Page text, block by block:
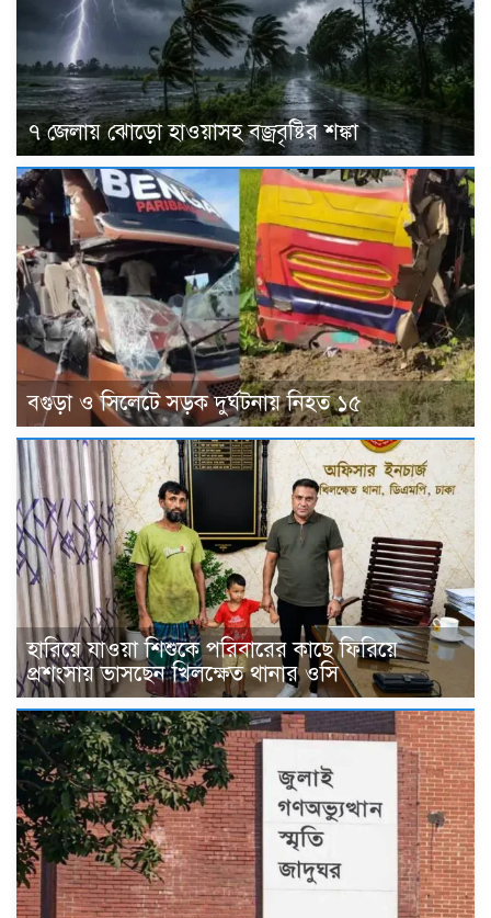
৭ জেলায় ঝোড়ো হাওয়াসহ বজ্রবৃষ্টির শঙ্কা
বগুড়া ও সিলেটে সড়ক দুর্ঘটনায় নিহত ১৫
হারিয়ে যাওয়া শিশুকে পরিবারের কাছে ফিরিয়ে
প্রশংসায় ভাসছেন খিলক্ষেত থানার ওসি